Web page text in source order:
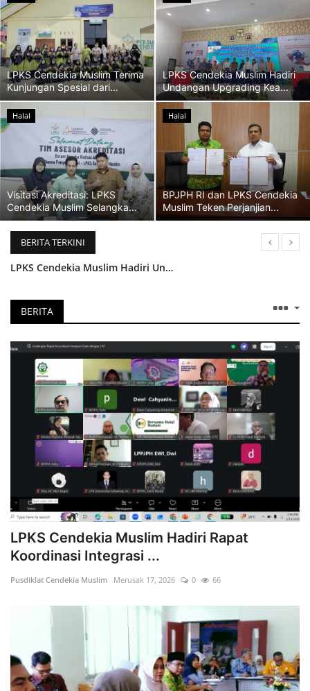
Informasi
Kerjasama
E-Learning
LPKS Cendekia Muslim Terima
Kunjungan Spesial dari...
LPKS Cendekia Muslim Hadiri
Undangan Upgrading Kea...
Halal
Visitasi Akreditasi: LPKS
Cendekia Muslim Selangka...
Halal
BPJPH RI dan LPKS Cendekia
Muslim Teken Perjanjian...
BERITA TERKINI
Visitasi Akreditasi: LPKS Cendekia Muslim Selangkah Lebih Dekat Untuk Menjadi LPK Yang Terakreditasi
BERITA
LPKS Cendekia Muslim Hadiri Rapat
Koordinasi Integrasi ...
Pusdiklat Cendekia Muslim Merusak 17, 2026 0 66